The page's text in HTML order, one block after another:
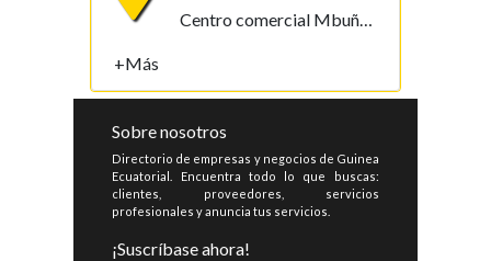
Centro comercial Mbuña Bocamba, primera planta. Bata, Litoral , Guinea Ecuatorial
+Más
Sobre nosotros
Directorio de empresas y negocios de Guinea
Ecuatorial. Encuentra todo lo que buscas:
clientes, proveedores, servicios
profesionales y anuncia tus servicios.
¡Suscríbase ahora!